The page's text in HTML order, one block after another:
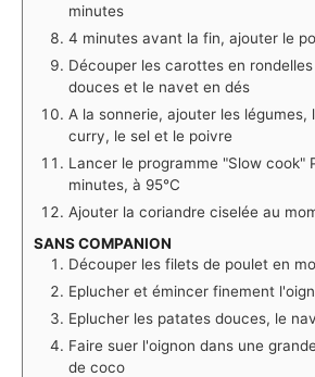
minutes
4 minutes avant la fin, ajouter le
Découper les carottes en
douces et le navet en dés
A la sonnerie, ajouter les légumes,
curry, le sel et le poivre
Lancer le programme "Slow cook"
minutes, à 95°C
Ajouter la coriandre ciselée au
SANS COMPANION
Découper les filets de poulet en
Eplucher et émincer finement
Eplucher les patates douces, le
Faire suer l'oignon dans une
de coco